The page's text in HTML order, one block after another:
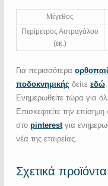
Μέγεθος
Περίμετρος Αστραγάλου
(εκ.)
Για περισσότερα
ποδοκνημικής δείτε εδώ.
Ενημερωθείτε τώρα για
Επισκεφτείτε την επίσημη
στο pinterest για
νέα της εταιρείας.
Σχετικά προϊόντα